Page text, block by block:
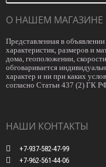
О НАШЕМ МАГАЗИНЕ
Представленная в
характеристик, размеров и
дома, геоположении,
обговаривается
характер и ни при каких
согласно Статьи 437 (2) ГК
НАШИ КОНТАКТЫ
+7-937-582-47-99
+7-962-561-44-06